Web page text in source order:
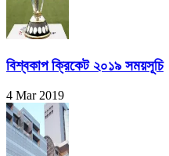
বিশ্বকাপ ক্রিকেট ২০১৯ সময়সূচি
4 Mar 2019